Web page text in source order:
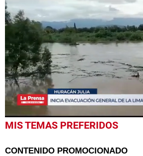
0
seconds
minute,
MIS TEMAS PREFERIDOS